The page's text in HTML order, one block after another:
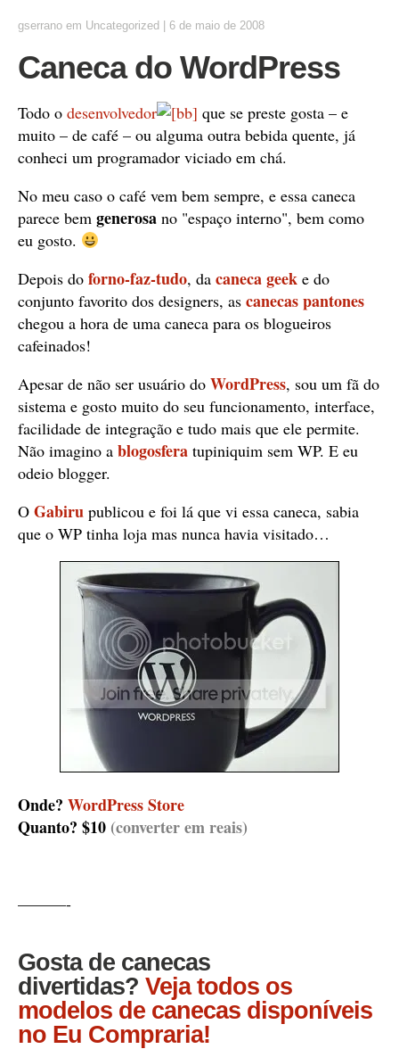
gserrano em Uncategorized 6 de maio de 2008
Caneca do WordPress
Todo o desenvolvedor
que se preste gosta – e
muito – de café – ou alguma outra bebida quente, já
conheci um programador viciado em chá.
No meu caso o café vem bem sempre, e essa caneca
parece bem generosa no "espaço interno", bem como
eu gosto.
Depois do forno-faz-tudo, da caneca geek e do
conjunto favorito dos designers, as canecas pantones
chegou a hora de uma caneca para os blogueiros
cafeinados!
Apesar de não ser usuário do WordPress, sou um fã do
sistema e gosto muito do seu funcionamento, interface,
facilidade de integração e tudo mais que ele permite.
Não imagino a blogosfera tupiniquim sem WP. E eu
odeio blogger.
O Gabiru publicou e foi lá que vi essa caneca, sabia
que o WP tinha loja mas nunca havia visitado…
Onde? WordPress Store
Quanto? $10 (converter em reais)
———-
Gosta de canecas
divertidas? Veja todos os
modelos de canecas disponíveis
no Eu Compraria!